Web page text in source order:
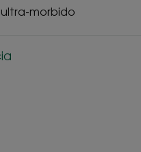
morbido